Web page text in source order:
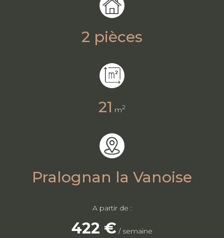
2 pièces
21 m2
Pralognan la Vanoise
A partir de :
422 € / semaine